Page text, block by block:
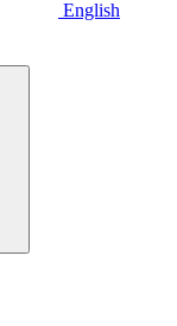
English